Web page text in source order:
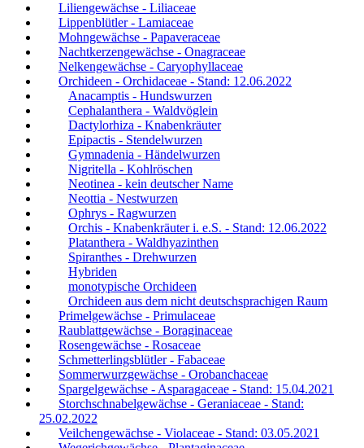
Liliengewächse - Liliaceae
Lippenblütler - Lamiaceae
Mohngewächse - Papaveraceae
Nachtkerzengewächse - Onagraceae
Nelkengewächse - Caryophyllaceae
Orchideen - Orchidaceae - Stand: 12.06.2022
Anacamptis - Hundswurzen
Cephalanthera - Waldvöglein
Dactylorhiza - Knabenkräuter
Epipactis - Stendelwurzen
Gymnadenia - Händelwurzen
Nigritella - Kohlröschen
Neotinea - kein deutscher Name
Neottia - Nestwurzen
Ophrys - Ragwurzen
Orchis - Knabenkräuter i. e.S. - Stand: 12.06.2022
Platanthera - Waldhyazinthen
Spiranthes - Drehwurzen
Hybriden
monotypische Orchideen
Orchideen aus dem nicht deutschsprachigen Raum
Primelgewächse - Primulaceae
Raublattgewächse - Boraginaceae
Rosengewächse - Rosaceae
Schmetterlingsblütler - Fabaceae
Sommerwurzgewächse - Orobanchaceae
Spargelgewächse - Asparagaceae - Stand: 15.04.2021
Storchschnabelgewächse - Geraniaceae - Stand:
25.02.2022
Veilchengewächse - Violaceae - Stand: 03.05.2021